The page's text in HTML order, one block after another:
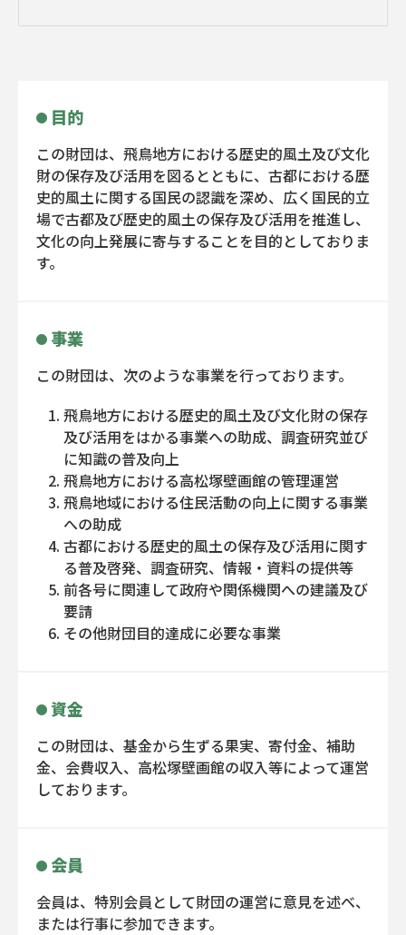
目的
この財団は、飛鳥地方における歴史的風土及び文化
財の保存及び活用を図るとともに、古都における歴
史的風土に関する国民の認識を深め、広く国民的立
場で古都及び歴史的風土の保存及び活用を推進し、
文化の向上発展に寄与することを目的としておりま
す。
事業
この財団は、次のような事業を行っております。
飛鳥地方における歴史的風土及び文化財の保存
及び活用をはかる事業への助成、調査研究並び
に知識の普及向上
飛鳥地方における高松塚壁画館の管理運営
飛鳥地域における住民活動の向上に関する事業
への助成
古都における歴史的風土の保存及び活用に関す
る普及啓発、調査研究、情報・資料の提供等
前各号に関連して政府や関係機関への建議及び
要請
その他財団目的達成に必要な事業
資金
この財団は、基金から生ずる果実、寄付金、補助
金、会費収入、高松塚壁画館の収入等によって運営
しております。
会員
会員は、特別会員として財団の運営に意見を述べ、
または行事に参加できます。